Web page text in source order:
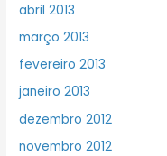
abril 2013
março 2013
fevereiro 2013
janeiro 2013
dezembro 2012
novembro 2012